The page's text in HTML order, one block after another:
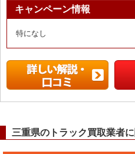
キャンペーン情報
特になし
三重県のトラック買取業者